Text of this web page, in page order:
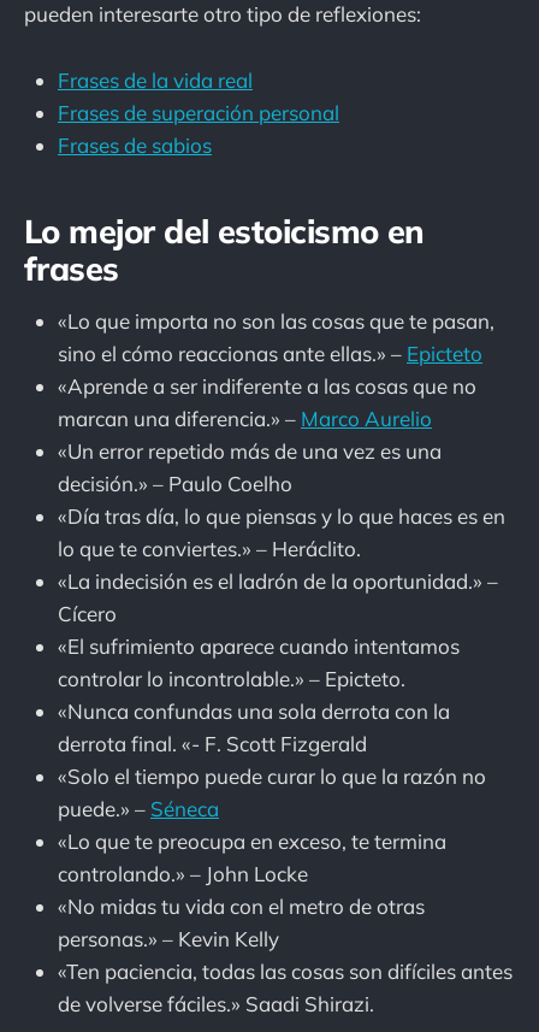
pueden interesarte otro tipo de reflexiones:
Frases de la vida real
Frases de superación personal
Frases de sabios
Lo mejor del estoicismo en
frases
«Lo que importa no son las cosas que te pasan,
sino el cómo reaccionas ante ellas.» – Epicteto
«Aprende a ser indiferente a las cosas que no
marcan una diferencia.» – Marco Aurelio
«Un error repetido más de una vez es una
decisión.» – Paulo Coelho
«Día tras día, lo que piensas y lo que haces es en
lo que te conviertes.» – Heráclito.
«La indecisión es el ladrón de la oportunidad.» –
Cícero
«El sufrimiento aparece cuando intentamos
controlar lo incontrolable.» – Epicteto.
«Nunca confundas una sola derrota con la
derrota final. «- F. Scott Fizgerald
«Solo el tiempo puede curar lo que la razón no
puede.» – Séneca
«Lo que te preocupa en exceso, te termina
controlando.» – John Locke
«No midas tu vida con el metro de otras
personas.» – Kevin Kelly
«Ten paciencia, todas las cosas son difíciles antes
de volverse fáciles.» Saadi Shirazi.